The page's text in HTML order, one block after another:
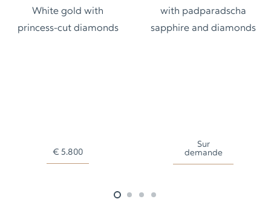
White gold with
princess-cut diamonds
€ 5.800
with padparadscha
sapphire and diamonds
Sur
demande